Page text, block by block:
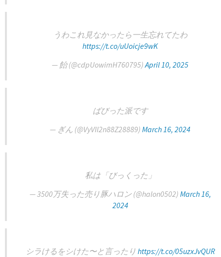
うわこれ見なかったら一生忘れてたわ
https://t.co/uUoicje9wK
— 飴 (@cdpUowimH760795)April 10, 2025
ばびった派です
— ぎん (@VyVII2n88Z28889) March 16, 2024
私は「びっくった」
— 3500万失った売り豚ハロン (@halon0502) March 16,
2024
シラけるをシけた〜と言ったり https://t.co/05uzxJvQUR